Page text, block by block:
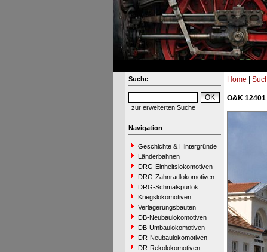
Suche
zur erweiterten Suche
Navigation
Geschichte & Hintergründe
Länderbahnen
DRG-Einheitslokomotiven
DRG-Zahnradlokomotiven
DRG-Schmalspurlok.
Kriegslokomotiven
Verlagerungsbauten
DB-Neubaulokomotiven
DB-Umbaulokomotiven
DR-Neubaulokomotiven
DR-Rekolokomotiven
Home
O&K